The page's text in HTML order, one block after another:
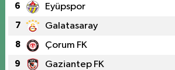
6 Eyüpspor
7 Galatasaray
8 Çorum FK
9 Gaziantep FK